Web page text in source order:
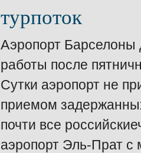
турпоток
Аэропорт
работы после
Сутки аэропорт не
приемом
почти все
аэропорт Эль-Прат с